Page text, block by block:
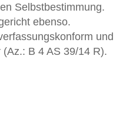
Selbstbestimmung.
ebenso.
und
B 4 AS 39/14 R).